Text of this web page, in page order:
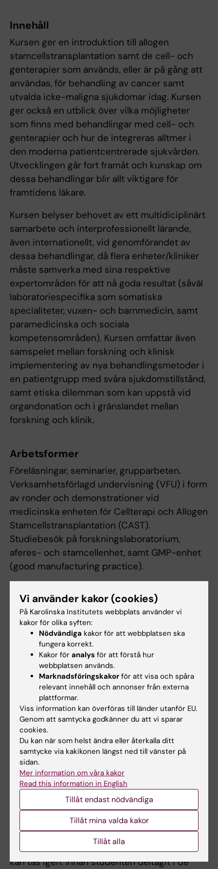
Innehåll
Kursen ger en introduktion till allogen
stamcellstransplantation samt de cell- och
genterapier som används, eller är på gång att
användas, för behandling av cancer samt
utvalda icke-maligna sjukdomar idag. Kursen
ger också en utblick över vilka möjligheter
som finns med behandlingar med cell- och
genterapier och hur de integreras alltmer i
den moderna patientcentrerade sjukvården.
Utvecklingen går fort framåt och kunskap om
dessa behandlingar blir allt viktigare för
framtidens läkare.
Kursen belyser behovet av ett multidiciplinärt
samarbete och interprofessionellt lärande,
även internationellt, vid genomförandet av
dessa behandlingar, då flera enheter/kliniker
måste samverka med sina respektive
expertområden för att nå goda resultat (såväl
laboratoriespecifika som somatiska
specialiteter, vuxen- och barnmedicin, samt
paramedicinska och sociala
kompetensområden). Kursen omfattar även
samspelet mellan forskning och klinisk
implementering av nya behandlingsmetoder i
en patientgrupp med svåra sjukdomstillstånd,
samt etiska dilemman som kan uppstå vid
organdonation och i gränslandet mellan
forskning och klinik.
Arbetsformer
Föreläsningar, seminarier, grupparbeten.
Verksamhetsförlagd undervisning (VFU) i form
av ronder och demonstrationer vid
medicinska enheten för Cellterapi och Allogen
Stamcellstransplantation (CAST).
Studiebesök på forskningslaboratorium,
aferes- och stamcellenhet, samt GMP-enhet
(good manufacturing practice).
Examination
Obligatorier:
Seminarium, Demonstrationer, VFU,
Grupparbete.
Examination:
Muntlig examination i form av examinerande
seminarier (kliniska fall och etik).
Muntlig examination i form av presentation av
vetenskaplig litteraturgranskning.
Studenternas förvärvade färdighet och
förmågor examineras muntligt i grupp samt
genom uppvisade kunskaper och förståelse
vid seminarieundervisning samt vid
redovisning och diskussion av vetenskaplig
artikel.
Kursansvarig bedömer om, och i så fall hur,
frånvaro från obligatoriska utbildningsinslag
kan tas igen. Innan studenten deltagit i de
Vi använder kakor (cookies)
På Karolinska Institutets webbplats använder vi
kakor för olika syften:
Nödvändiga kakor för att webbplatsen ska
fungera korrekt.
Kakor för analys för att förstå hur
webbplatsen används.
Marknadsföringskakor för att visa och spåra
relevant innehåll och annonser från externa
plattformar.
Viss information kan överföras till länder utanför EU.
Genom att samtycka godkänner du att vi sparar
cookies.
Du kan när som helst ändra eller återkalla ditt
samtycke via kakikonen längst ned till vänster på
sidan.
Mer information om våra kakor
Read this information in English
Tillåt endast nödvändiga
Tillåt mina valda kakor
Tillåt alla